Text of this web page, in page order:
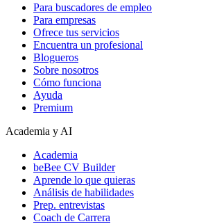
Para buscadores de empleo
Para empresas
Ofrece tus servicios
Encuentra un profesional
Blogueros
Sobre nosotros
Cómo funciona
Ayuda
Premium
Academia y AI
Academia
beBee CV Builder
Aprende lo que quieras
Análisis de habilidades
Prep. entrevistas
Coach de Carrera